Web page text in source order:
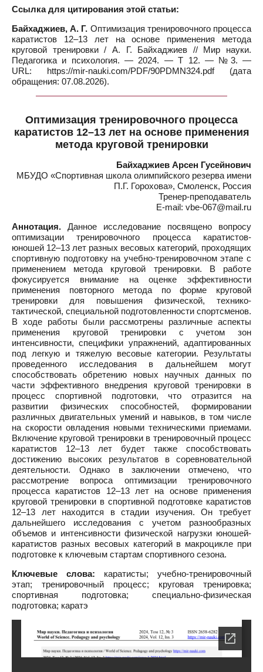
Ссылка для цитирования этой статьи:
Байхаджиев, А. Г. Оптимизация тренировочного процесса
каратистов 12–13 лет на основе применения метода
круговой тренировки / А. Г. Байхаджиев // Мир науки.
Педагогика и психология. — 2024. — Т 12. — №3. —
URL: https://mir-nauki.com/PDF/90PDMN324.pdf (дата
обращения: 07.08.2026).
Оптимизация тренировочного процесса
каратистов 12–13 лет на основе применения
метода круговой тренировки
Байхаджиев Арсен Гусейнович
МБУДО «Спортивная школа олимпийского резерва имени
П.Г. Горохова», Смоленск, Россия
Тренер-преподаватель
E-mail: vbe-067@mail.ru
Аннотация. Данное исследование посвящено вопросу
оптимизации тренировочного процесса каратистов-
юношей 12–13 лет разных весовых категорий, проходящих
спортивную подготовку на учебно-тренировочном этапе с
применением метода круговой тренировки. В работе
фокусируется внимание на оценке эффективности
применения повторного метода по форме круговой
тренировки для повышения физической, технико-
тактической, специальной подготовленности спортсменов.
В ходе работы были рассмотрены различные аспекты
применения круговой тренировки с учетом зон
интенсивности, специфики упражнений, адаптированных
под легкую и тяжелую весовые категории. Результаты
проведенного исследования в дальнейшем могут
способствовать обретению новых научных данных по
части эффективного внедрения круговой тренировки в
процесс спортивной подготовки, что отразится на
развитии физических способностей, формировании
различных двигательных умений и навыков, в том числе
на скорости овладения новыми техническими приемами.
Включение круговой тренировки в тренировочный процесс
каратистов 12–13 лет будет также способствовать
достижению высоких результатов в соревновательной
деятельности. Однако в заключении отмечено, что
рассмотрение вопроса оптимизации тренировочного
процесса каратистов 12–13 лет на основе применения
круговой тренировки в спортивной подготовке каратистов
12–13 лет находится в стадии изучения. Он требует
дальнейшего исследования с учетом разнообразных
объемов и интенсивности физической нагрузки юношей-
каратистов разных весовых категорий в макроцикле при
подготовке к ключевым стартам спортивного сезона.
Ключевые слова: каратисты; учебно-тренировочный
этап; тренировочный процесс; круговая тренировка;
спортивная подготовка; специально-физическая
подготовка; каратэ